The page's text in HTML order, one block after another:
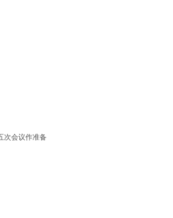
次会议作准备